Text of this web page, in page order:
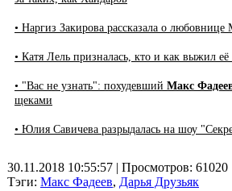
• Наргиз Закирова рассказала о любовнице
• Катя Лель призналась, кто и как выжил
• "Вас не узнать": похудевший Макс
щеками
• Юлия Савичева разрыдалась на шоу
30.11.2018 10:55:57 | Просмотров: 61020
Тэги: Макс Фадеев, Дарья Друзьяк